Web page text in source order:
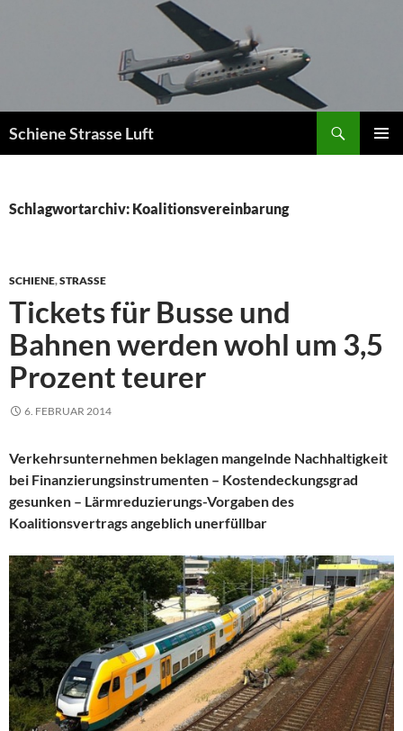
Schiene Strasse Luft
Schlagwortarchiv: Koalitionsvereinbarung
SCHIENE,STRASSE
Tickets für Busse und
Bahnen werden wohl um 3,5
Prozent teurer
6. FEBRUAR 2014
Verkehrsunternehmen beklagen mangelnde Nachhaltigkeit
bei Finanzierungsinstrumenten – Kostendeckungsgrad
gesunken – Lärmreduzierungs-Vorgaben des
Koalitionsvertrags angeblich unerfüllbar